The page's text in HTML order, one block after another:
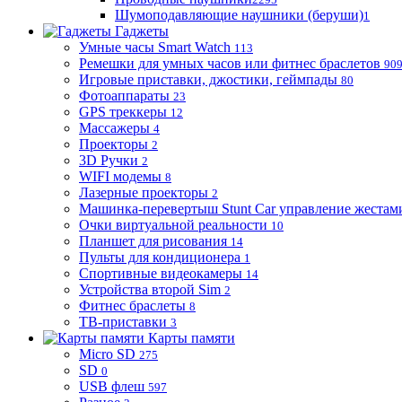
Шумоподавляющие наушники (беруши)1
Гаджеты
Умные часы Smart Watch 113
Ремешки для умных часов или фитнес браслетов 909
Игровые приставки, джостики, геймпады 80
Фотоаппараты 23
GPS треккеры 12
Массажеры 4
Проекторы 2
3D Ручки 2
WIFI модемы 8
Лазерные проекторы 2
Машинка-перевертыш Stunt Car управление
Очки виртуальной реальности 10
Планшет для рисования 14
Пульты для кондиционера 1
Спортивные видеокамеры 14
Устройства второй Sim 2
Фитнес браслеты 8
ТВ-приставки 3
Карты памяти
Micro SD 275
SD 0
USB флеш 597